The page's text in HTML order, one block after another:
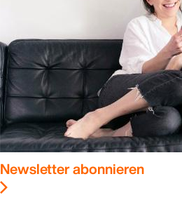
Newsletter abonnieren